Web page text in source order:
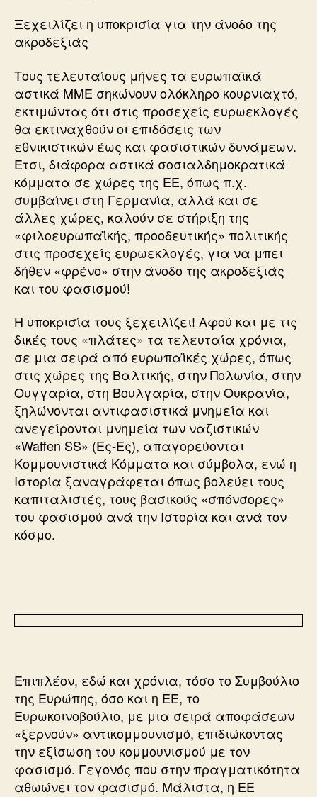
Ξεχειλίζει η υποκρισία για την άνοδο της
ακροδεξιάς
Τους τελευταίους μήνες τα ευρωπαϊκά
αστικά ΜΜΕ σηκώνουν ολόκληρο κουρνιαχτό,
εκτιμώντας ότι στις προσεχείς ευρωεκλογές
θα εκτιναχθούν οι επιδόσεις των
εθνικιστικών έως και φασιστικών δυνάμεων.
Ετσι, διάφορα αστικά σοσιαλδημοκρατικά
κόμματα σε χώρες της ΕΕ, όπως π.χ.
συμβαίνει στη Γερμανία, αλλά και σε
άλλες χώρες, καλούν σε στήριξη της
«φιλοευρωπαϊκής, προοδευτικής» πολιτικής
στις προσεχείς ευρωεκλογές, για να μπει
δήθεν «φρένο» στην άνοδο της ακροδεξιάς
και του φασισμού!
Η υποκρισία τους ξεχειλίζει! Αφού και με τις
δικές τους «πλάτες» τα τελευταία χρόνια,
σε μια σειρά από ευρωπαϊκές χώρες, όπως
στις χώρες της Βαλτικής, στην Πολωνία, στην
Ουγγαρία, στη Βουλγαρία, στην Ουκρανία,
ξηλώνονται αντιφασιστικά μνημεία και
ανεγείρονται μνημεία των ναζιστικών
«Waffen SS» (Ες-Ες), απαγορεύονται
Κομμουνιστικά Κόμματα και σύμβολα, ενώ η
Ιστορία ξαναγράφεται όπως βολεύει τους
καπιταλιστές, τους βασικούς «σπόνσορες»
του φασισμού ανά την Ιστορία και ανά τον
κόσμο.
Επιπλέον, εδώ και χρόνια, τόσο το Συμβούλιο
της Ευρώπης, όσο και η ΕΕ, το
Ευρωκοινοβούλιο, με μια σειρά αποφάσεων
«ξερνούν» αντικομμουνισμό, επιδιώκοντας
την εξίσωση του κομμουνισμού με τον
φασισμό. Γεγονός που στην πραγματικότητα
αθωώνει τον φασισμό. Μάλιστα, η ΕΕ